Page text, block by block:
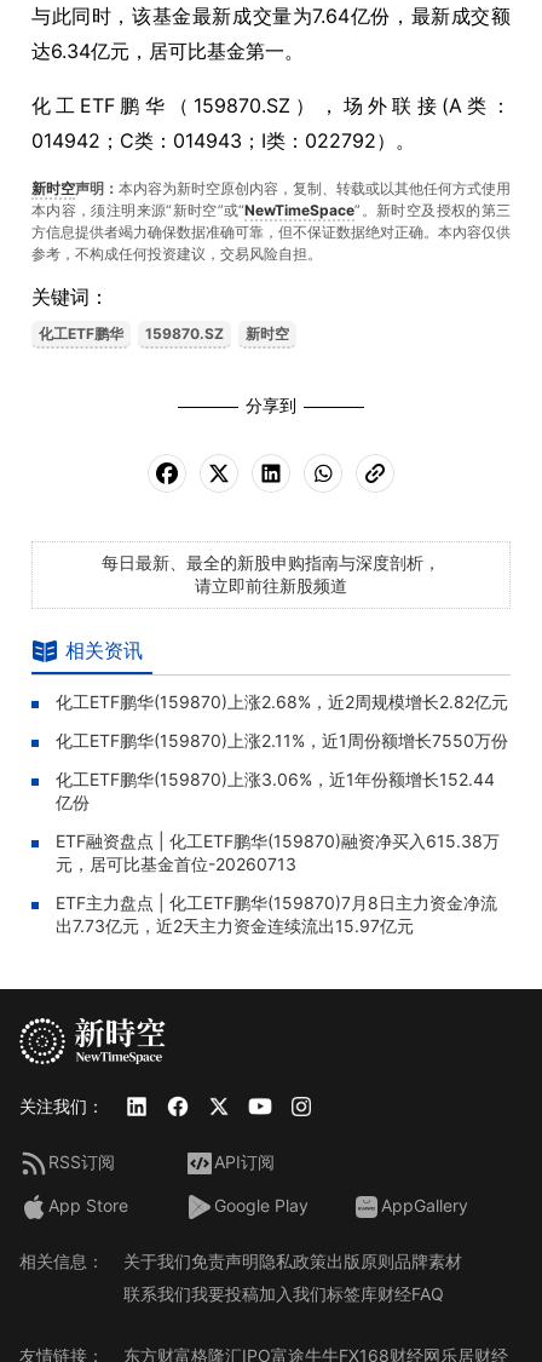
与此同时，该基金最新成交量为7.64亿份，最新成交额
达6.34亿元，居可比基金第一。
化工ETF鹏华（159870.SZ），场外联接(A类：
014942；C类：014943；I类：022792）。
新时空声明： 本内容为新时空原创内容，复制、转载或以其他任何方式使用
本内容，须注明来源“新时空”或“NewTimeSpace”。新时空及授权的第三
方信息提供者竭力确保数据准确可靠，但不保证数据绝对正确。本內容仅供
参考，不构成任何投资建议，交易风险自担。
关键词：
化工ETF鹏华 159870.SZ 新时空
分享到
每日最新、最全的新股申购指南与深度剖析，
请立即前往新股频道
相关资讯
化工ETF鹏华(159870)上涨2.68%，近2周规模增长2.82亿元
化工ETF鹏华(159870)上涨2.11%，近1周份额增长7550万份
化工ETF鹏华(159870)上涨3.06%，近1年份额增长152.44
亿份
ETF融资盘点 | 化工ETF鹏华(159870)融资净买入615.38万
元，居可比基金首位-20260713
ETF主力盘点 | 化工ETF鹏华(159870)7月8日主力资金净流
出7.73亿元，近2天主力资金连续流出15.97亿元
关注我们：
RSS订阅 API订阅
App Store Google Play AppGallery
相关信息： 关于我们免责声明隐私政策出版原则品牌素材
联系我们我要投稿加入我们标签库财经FAQ
友情链接： 东方财富格隆汇IPO富途牛牛FX168财经网乐居财经